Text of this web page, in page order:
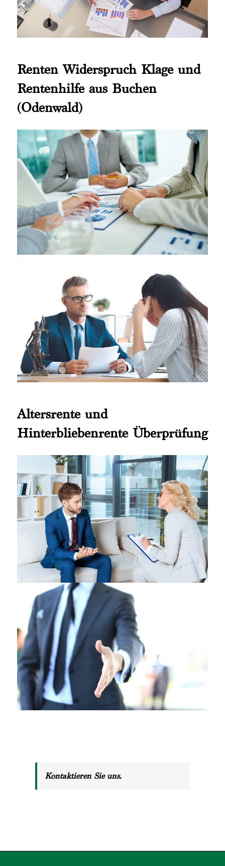
Renten Widerspruch Klage und
Rentenhilfe aus Buchen
(Odenwald)
Altersrente und
Hinterbliebenrente Überprüfung
Kontaktieren Sie uns.